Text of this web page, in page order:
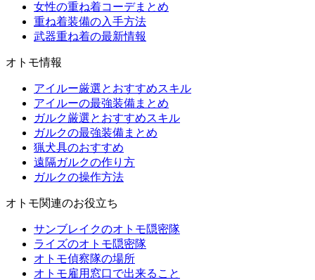
女性の重ね着コーデまとめ
重ね着装備の入手方法
武器重ね着の最新情報
オトモ情報
アイルー厳選とおすすめスキル
アイルーの最強装備まとめ
ガルク厳選とおすすめスキル
ガルクの最強装備まとめ
猟犬具のおすすめ
遠隔ガルクの作り方
ガルクの操作方法
オトモ関連のお役立ち
サンブレイクのオトモ隠密隊
ライズのオトモ隠密隊
オトモ偵察隊の場所
オトモ雇用窓口で出来ること